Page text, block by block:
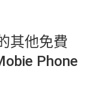
其他免費
Phone